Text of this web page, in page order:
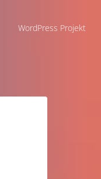
WordPress Projekt